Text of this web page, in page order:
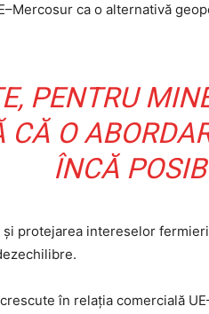
ca o alternativă
PENTRU
O
ÎNCĂ
protejarea intereselor
în relația comercială